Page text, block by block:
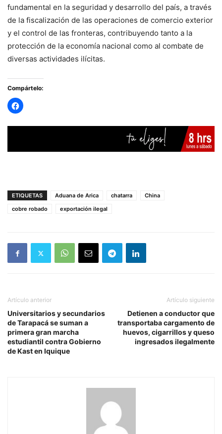
fundamental en la seguridad y desarrollo del país, a través
de la fiscalización de las operaciones de comercio exterior
y el control de las fronteras, contribuyendo tanto a la
protección de la economía nacional como al combate de
diversas actividades ilícitas.
Compártelo:
ETIQUETAS Aduana de Arica chatarra
China
cobre robado
exportación ilegal
Artículo anterior
Universitarios y secundarios
de Tarapacá se suman a
primera gran marcha
estudiantil contra Gobierno
de Kast en Iquique
Artículo siguiente
Detienen a conductor que
transportaba cargamento de
huevos, cigarrillos y queso
ingresados ilegalmente